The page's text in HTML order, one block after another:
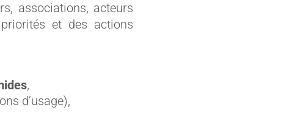
associations, acteurs
et des actions
,
d’usage),